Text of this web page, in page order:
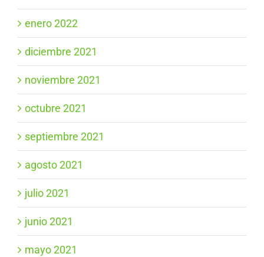
enero 2022
diciembre 2021
noviembre 2021
octubre 2021
septiembre 2021
agosto 2021
julio 2021
junio 2021
mayo 2021